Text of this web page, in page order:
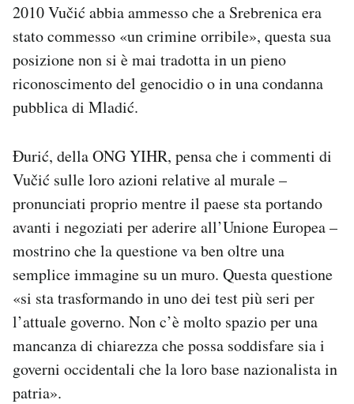
2010 Vučić abbia ammesso che a Srebrenica era
stato commesso «un crimine orribile», questa sua
posizione non si è mai tradotta in un pieno
riconoscimento del genocidio o in una condanna
pubblica di Mladić.
Đurić, della ONG YIHR, pensa che i commenti di
Vučić sulle loro azioni relative al murale –
pronunciati proprio mentre il paese sta portando
avanti i negoziati per aderire all’Unione Europea –
mostrino che la questione va ben oltre una
semplice immagine su un muro. Questa questione
«si sta trasformando in uno dei test più seri per
l’attuale governo. Non c’è molto spazio per una
mancanza di chiarezza che possa soddisfare sia i
governi occidentali che la loro base nazionalista in
patria».